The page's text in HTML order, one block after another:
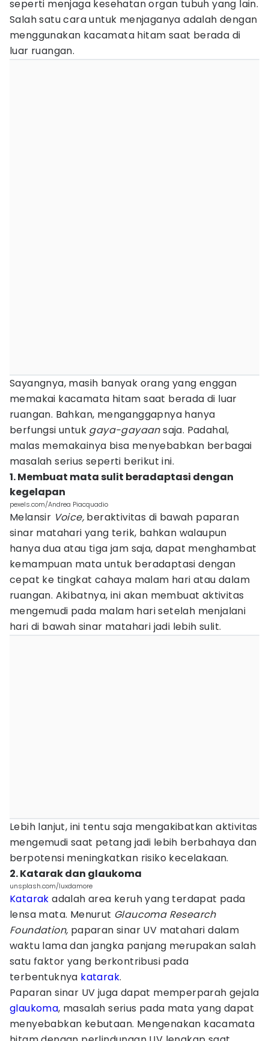
seperti menjaga kesehatan organ tubuh yang lain.
Salah satu cara untuk menjaganya adalah dengan
menggunakan kacamata hitam saat berada di
luar ruangan.
Sayangnya, masih banyak orang yang enggan
memakai kacamata hitam saat berada di luar
ruangan. Bahkan, menganggapnya hanya
berfungsi untuk gaya-gayaansaja. Padahal,
malas memakainya bisa menyebabkan berbagai
masalah serius seperti berikut ini.
1. Membuat mata sulit beradaptasi dengan
kegelapan
pexels.com/Andrea Piacquadio
Melansir Voice, beraktivitas di bawah paparan
sinar matahari yang terik, bahkan walaupun
hanya dua atau tiga jam saja, dapat menghambat
kemampuan mata untuk beradaptasi dengan
cepat ke tingkat cahaya malam hari atau dalam
ruangan. Akibatnya, ini akan membuat aktivitas
mengemudi pada malam hari setelah menjalani
hari di bawah sinar matahari jadi lebih sulit.
Lebih lanjut, ini tentu saja mengakibatkan aktivitas
mengemudi saat petang jadi lebih berbahaya dan
berpotensi meningkatkan risiko kecelakaan.
2. Katarak dan glaukoma
unsplash.com/luxdamore
Katarak adalah area keruh yang terdapat pada
lensa mata. Menurut Glaucoma Research
Foundation, paparan sinar UV matahari dalam
waktu lama dan jangka panjang merupakan salah
satu faktor yang berkontribusi pada
terbentuknya katarak.
Paparan sinar UV juga dapat memperparah gejala
glaukoma, masalah serius pada mata yang dapat
menyebabkan kebutaan. Mengenakan kacamata